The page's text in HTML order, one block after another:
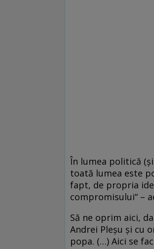
În lumea politică
toată lumea este
fapt, de propria
compromisului“ –
Să ne oprim aici,
Andrei Pleșu și cu
popa. (…) Aici se